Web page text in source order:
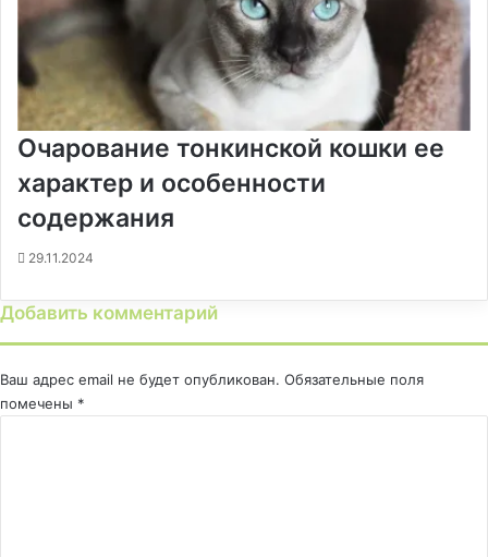
Очарование тонкинской кошки ее
характер и особенности
содержания
29.11.2024
Добавить комментарий
Ваш адрес email не будет опубликован. Обязательные поля
помечены *